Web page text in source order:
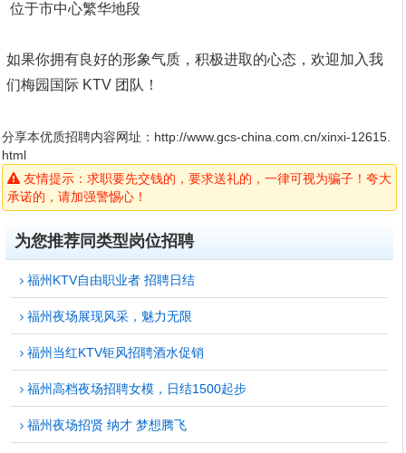
位于市中心繁华地段
如果你拥有良好的形象气质，积极进取的心态，欢迎加入我
们梅园国际 KTV 团队！
分享本优质招聘内容网址： http://www.gcs-china.com.cn/xinxi-12615.
html
友情提示：求职要先交钱的，要求送礼的，一律可视为骗子！夸大
承诺的，请加强警惕心！
为您推荐同类型岗位招聘
福州KTV自由职业者 招聘日结
福州夜场展现风采，魅力无限
福州当红KTV钜风招聘酒水促销
福州高档夜场招聘女模，日结1500起步
福州夜场招贤 纳才 梦想腾飞